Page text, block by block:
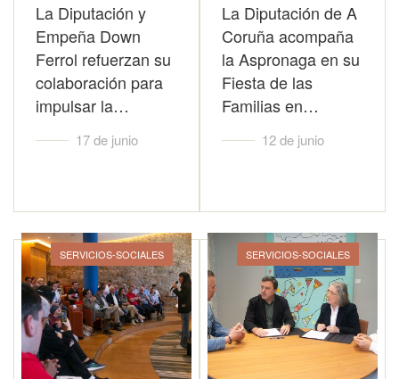
La Diputación y
Empeña Down
Ferrol refuerzan su
colaboración para
impulsar la…
17 de junio
La Diputación de A
Coruña acompaña
la Aspronaga en su
Fiesta de las
Familias en…
12 de junio
SERVICIOS-SOCIALES SERVICIOS-SOCIALES